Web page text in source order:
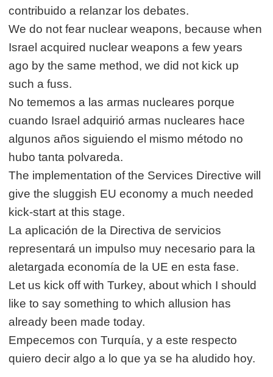
contribuido a relanzar los debates.
We do not fear nuclear weapons, because when
Israel acquired nuclear weapons a few years
ago by the same method, we did not kick up
such a fuss.
No tememos a las armas nucleares porque
cuando Israel adquirió armas nucleares hace
algunos años siguiendo el mismo método no
hubo tanta polvareda.
The implementation of the Services Directive will
give the sluggish EU economy a much needed
kick-start at this stage.
La aplicación de la Directiva de servicios
representará un impulso muy necesario para la
aletargada economía de la UE en esta fase.
Let us kick off with Turkey, about which I should
like to say something to which allusion has
already been made today.
Empecemos con Turquía, y a este respecto
quiero decir algo a lo que ya se ha aludido hoy.